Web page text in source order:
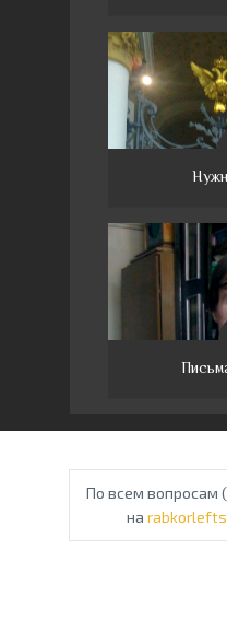
По всем вопросам
на